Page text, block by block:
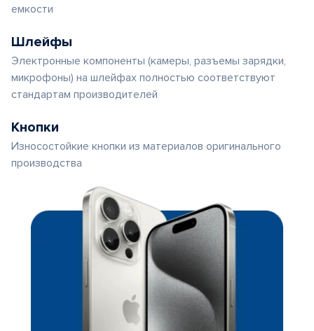
емкости
Шлейфы
Электронные компоненты (камеры, разъемы зарядки,
микрофоны) на шлейфах полностью соответствуют
стандартам производителей
Кнопки
Износостойкие кнопки из материалов оригинального
производства